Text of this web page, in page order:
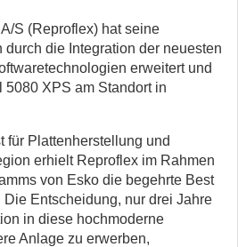
S (Reproflex) hat seine
durch die Integration der neuesten
erweitert und
XPS am Standort in
für Plattenherstellung und
erhielt Reproflex im Rahmen
von Esko die begehrte Best
Die Entscheidung, nur drei Jahre
in diese hochmoderne
Anlage zu erwerben,